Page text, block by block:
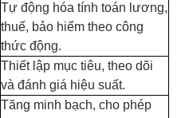
Tự động hóa tính toán lương,
thuế, bảo hiểm theo công
thức động.
Thiết lập mục tiêu, theo dõi
và đánh giá hiệu suất.
Tăng minh bạch, cho phép